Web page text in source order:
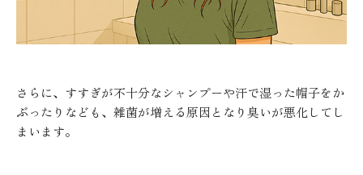
さらに、すすぎが不十分なシャンプーや汗で湿った帽子をか
ぶったりなども、雑菌が増える原因となり臭いが悪化してし
まいます。